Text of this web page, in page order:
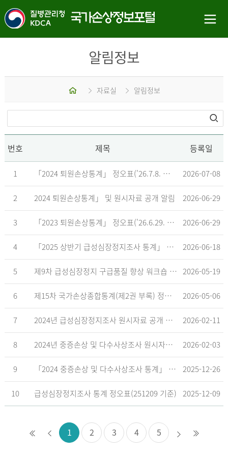
알림정보
홈 자료실 알림정보
번호 제목 등록일
1 「2024 퇴원손상통계」 정오표('26.7.8. 기준) 2026-07-08
2 2024 퇴원손상통계」 및 원시자료 공개 알림 2026-06-29
3 「2023 퇴원손상통계」 정오표('26.6.29. 기준) 2026-06-29
4 「2025 상반기 급성심장정지조사 통계」 공표 2026-06-18
5 제9차 급성심장정지 구급품질 향상 워크숍 개최 안내 2026-05-19
6 제15차 국가손상종합통계(제2권 부록) 정오표('26.5.18. 기준) 2026-05-06
7 2024년 급성심장정지조사 원시자료 공개 알림 2026-02-11
8 2024년 중증손상 및 다수사상조사 원시자료 공개 알림 2026-02-03
9 「2024 중증손상 및 다수사상조사 통계」 공표 2025-12-26
10 급성심장정지조사 통계 정오표(251209 기준) 2025-12-09
1 2 3 4 5